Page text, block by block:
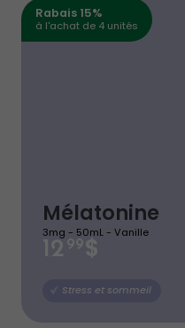
Rabais 15%
à l'achat de 4 unités
Mélatonine
3mg - 50mL - Vanille
12 99$
Stress et sommeil